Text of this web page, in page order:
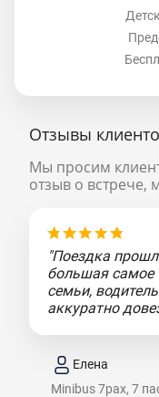
Отзывы
Мы просим
отзыв о встрече,
"Поездка
большая самое
семьи,
аккуратно
Елена
Minibus 7pax, 7